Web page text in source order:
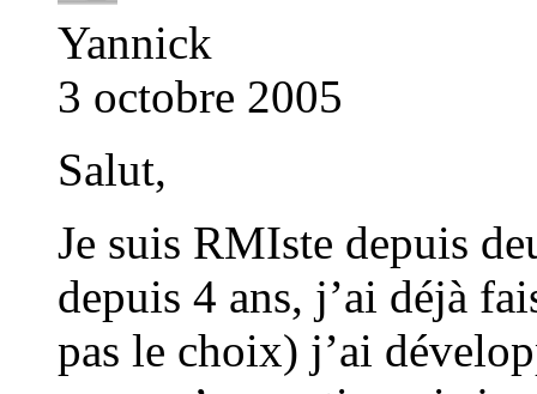
Yannick
3 octobre 2005
Salut,
Je suis RMIste depuis
depuis 4 ans, j’ai déjà
pas le choix) j’ai